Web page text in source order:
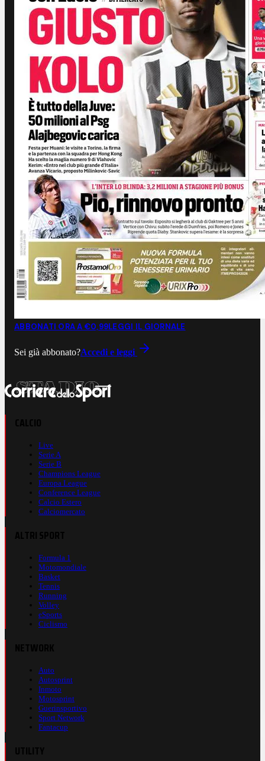
ABBONATI ORA A €0,99LEGGI IL GIORNALE
Sei già abbonato?Accedi e leggi
Live
Serie A
Serie B
Champions League
Europa League
Conference League
Calcio Estero
Calciomercato
Formula 1
Motomondiale
Basket
Tennis
Running
Volley
eSports
Ciclismo
Auto
Autosprint
Inmoto
Motosprint
Guerinsportivo
Sport Network
Fantacup